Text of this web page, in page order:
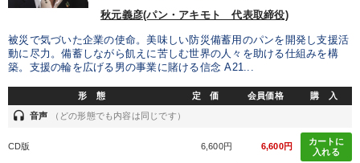
秋元義彦(パン・アキモト 代表取締役)
被災で気づいた企業の使命。美味しい防災備蓄用のパンを開発し支援活
動に尽力。備蓄しながら飢えに苦しむ世界の人々を助ける仕組みを構
築。支援の輪を広げる男の事業に賭ける信念 A21...
形 態 定 価 会員価格 購 入
headset 音声 （どの形態でも内容は同じです）
CD版 6,600円 6,600円
カートに
入れる